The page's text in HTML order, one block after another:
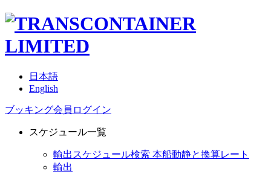
日本語
English
ブッキング会員ログイン
スケジュール一覧
輸出スケジュール検索 本船動静と換算レート
輸出